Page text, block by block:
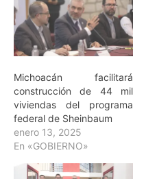
Michoacán facilitará
construcción de 44 mil
viviendas del programa
federal de Sheinbaum
enero 13, 2025
En «GOBIERNO»